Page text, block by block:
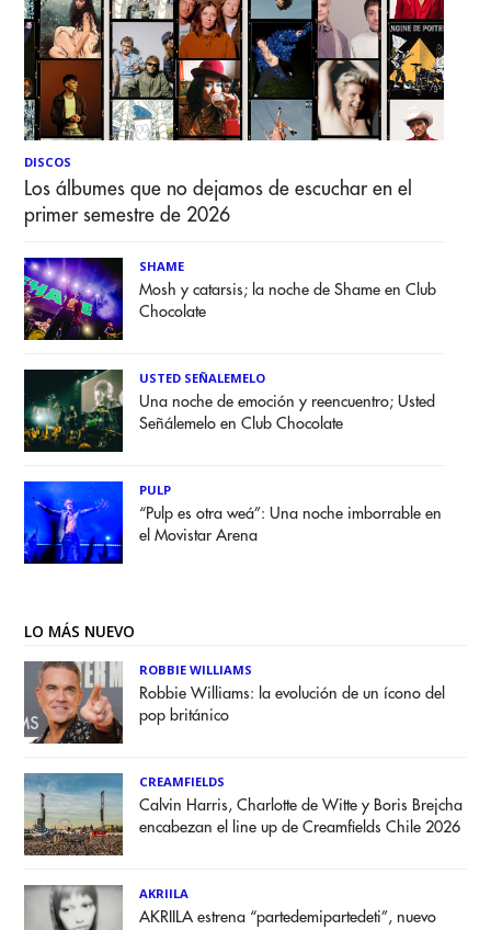
DISCOS
Los álbumes que no dejamos de escuchar en el
primer semestre de 2026
SHAME
Mosh y catarsis; la noche de Shame en Club
Chocolate
USTED SEÑALEMELO
Una noche de emoción y reencuentro; Usted
Señálemelo en Club Chocolate
PULP
“Pulp es otra weá”: Una noche imborrable en
el Movistar Arena
LO MÁS NUEVO
ROBBIE WILLIAMS
Robbie Williams: la evolución de un ícono del
pop británico
CREAMFIELDS
Calvin Harris, Charlotte de Witte y Boris Brejcha
encabezan el line up de Creamfields Chile 2026
AKRIILA
AKRIILA estrena “partedemipartedeti”, nuevo